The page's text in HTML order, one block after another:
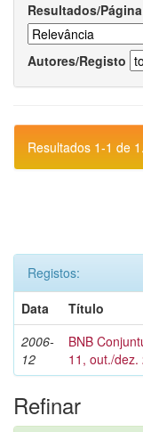
Resultados/Página
Autores/Registo
Resultados 1-1 de 1.
Registos:
Data
Título
2006-
12
BNB
11, out./dez.
Refinar